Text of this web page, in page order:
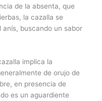
de la absenta, que
la cazalla se
buscando un sabor
implica la
de orujo de
en presencia de
es un aguardiente